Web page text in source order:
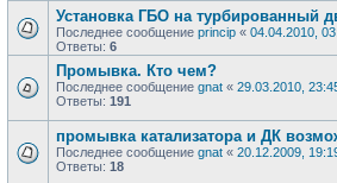
Установка ГБО на турбированный
Последнее сообщение princip « 04.04.2010,
Ответы: 6
Промывка. Кто чем?
Последнее сообщение gnat « 29.03.2010,
Ответы: 191
промывка катализатора и ДК
Последнее сообщение gnat « 20.12.2009,
Ответы: 18